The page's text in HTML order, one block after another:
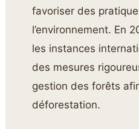
favoriser des
l’environnement. En
les instances
des mesures
gestion des forêts
déforestation.